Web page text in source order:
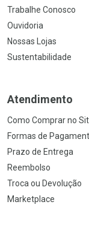
Trabalhe Conosco
Ouvidoria
Nossas Lojas
Sustentabilidade
Atendimento
Como Comprar no
Formas de
Prazo de Entrega
Reembolso
Troca ou Devolução
Marketplace